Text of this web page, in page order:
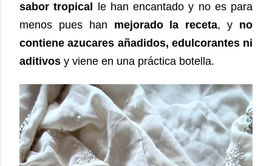
sabor tropical
le han encantado y no es para
menos pues han mejorado la receta, y no
contiene azucares añadidos, edulcorantes ni
aditivos y viene en una práctica botella.